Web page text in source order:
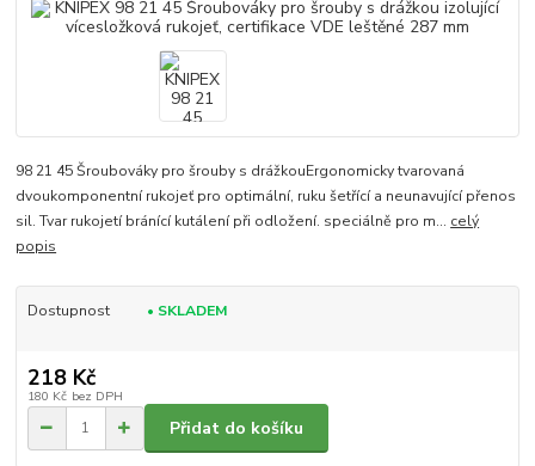
98 21 45 Šroubováky pro šrouby s drážkouErgonomicky tvarovaná
dvoukomponentní rukojeť pro optimální, ruku šetřící a neunavující přenos
sil. Tvar rukojetí bránící kutálení při odložení. speciálně pro m... celý
popis
Dostupnost • SKLADEM
218 Kč
180 Kč bez DPH
Přidat do košíku